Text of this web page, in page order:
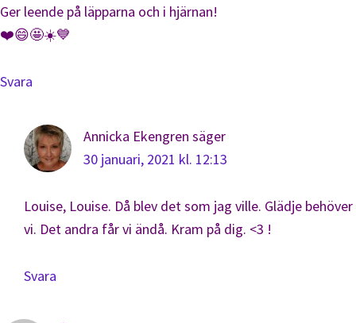
Ger leende på läpparna och i hjärnan!
❤️😄🤩☀️💙
Svara
Annicka Ekengren säger
30 januari, 2021 kl. 12:13
Louise, Louise. Då blev det som jag ville. Glädje behöver
vi. Det andra får vi ändå. Kram på dig. <3 !
Svara